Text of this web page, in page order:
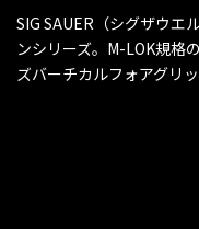
SIG SAUER（シグザウエ
ンシリーズ。M-LOK規格
ズバーチカルフォアグリ